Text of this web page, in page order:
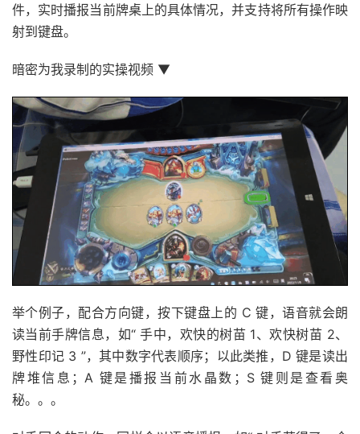
件，实时播报当前牌桌上的具体情况，并支持将所有操作映
射到键盘。
暗密为我录制的实操视频 ▼
举个例子，配合方向键，按下键盘上的 C 键，语音就会朗
读当前手牌信息，如“ 手中，欢快的树苗 1、欢快树苗 2、
野性印记 3 ”，其中数字代表顺序；以此类推，D 键是读出
牌堆信息；A 键是播报当前水晶数；S 键则是查看奥
秘。。。